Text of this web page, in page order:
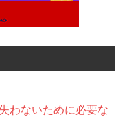
わないために必要な